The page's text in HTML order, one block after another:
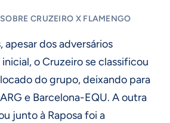
CRUZEIRO X FLAMENGO
apesar dos adversários
inicial, o Cruzeiro se classificou
do grupo, deixando para
e Barcelona-EQU. A outra
junto à Raposa foi a